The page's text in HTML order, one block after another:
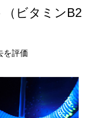
ビタミンB2
を評価